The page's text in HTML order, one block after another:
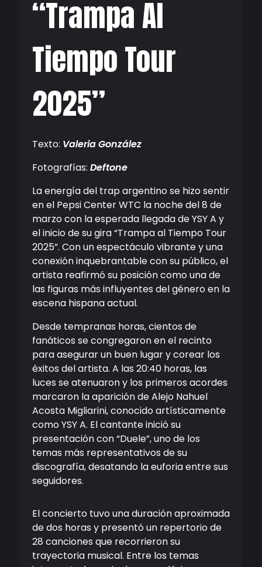
“Trampa Al
Tiempo Tour
2025”
Texto: Valeria González
Fotografías: Deftone
La energía del trap argentino se hizo sentir
en el Pepsi Center WTC la noche del 8 de
marzo con la esperada llegada de YSY A y
el inicio de su gira “Trampa al Tiempo Tour
2025”. Con un espectáculo vibrante y una
conexión inquebrantable con su público, el
artista reafirmó su posición como una de
las figuras más influyentes del género en la
escena hispana actual.
Desde tempranas horas, cientos de
fanáticos se congregaron en el recinto
para asegurar un buen lugar y corear los
éxitos del artista. A las 20:40 horas, las
luces se atenuaron y los primeros acordes
marcaron la aparición de Alejo Nahuel
Acosta Migliarini, conocido artísticamente
como YSY A. El cantante inició su
presentación con “Duele”, uno de los
temas más representativos de su
discografía, desatando la euforia entre sus
seguidores.
El concierto tuvo una duración aproximada
de dos horas y presentó un repertorio de
28 canciones que recorrieron su
trayectoria musical. Entre los temas